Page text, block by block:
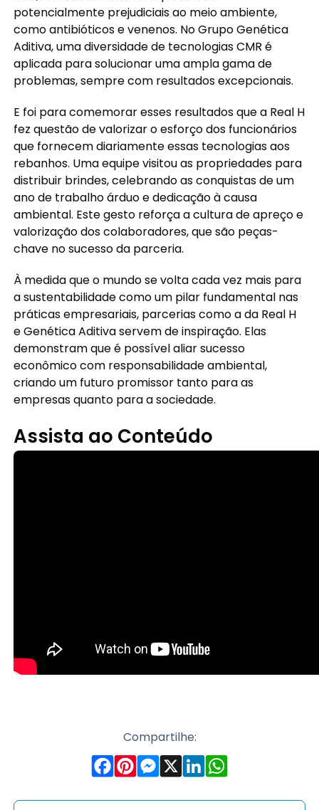
potencialmente prejudiciais ao meio ambiente,
como antibióticos e venenos. No Grupo Genética
Aditiva, uma diversidade de tecnologias CMR é
aplicada para solucionar uma ampla gama de
problemas, sempre com resultados excepcionais.
E foi para comemorar esses resultados que a Real H
fez questão de valorizar o esforço dos funcionários
que fornecem diariamente essas tecnologias aos
rebanhos. Uma equipe visitou as propriedades para
distribuir brindes, celebrando as conquistas de um
ano de trabalho árduo e dedicação à causa
ambiental. Este gesto reforça a cultura de apreço e
valorização dos colaboradores, que são peças-
chave no sucesso da parceria.
À medida que o mundo se volta cada vez mais para
a sustentabilidade como um pilar fundamental nas
práticas empresariais, parcerias como a da Real H
e Genética Aditiva servem de inspiração. Elas
demonstram que é possível aliar sucesso
econômico com responsabilidade ambiental,
criando um futuro promissor tanto para as
empresas quanto para a sociedade.
Assista ao Conteúdo
Compartilhe: